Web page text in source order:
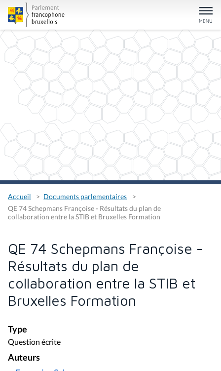
Accueil
Documents parlementaires
QE 74 Schepmans Françoise - Résultats du plan de
collaboration entre la STIB et Bruxelles Formation
QE 74 Schepmans Françoise -
Résultats du plan de
collaboration entre la STIB et
Bruxelles Formation
Type
Question écrite
Auteurs